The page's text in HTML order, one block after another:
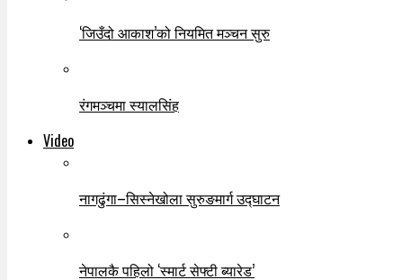
‘जिउँदो आकाश’को नियमित मञ्चन सुरु
रंगमञ्चमा स्यालसिंह
Video
नागढुंगा–सिस्नेखोला सुरुङमार्ग उद्घाटन
नेपालकै पहिलो ‘स्मार्ट सेफ्टी ब्यारेड’